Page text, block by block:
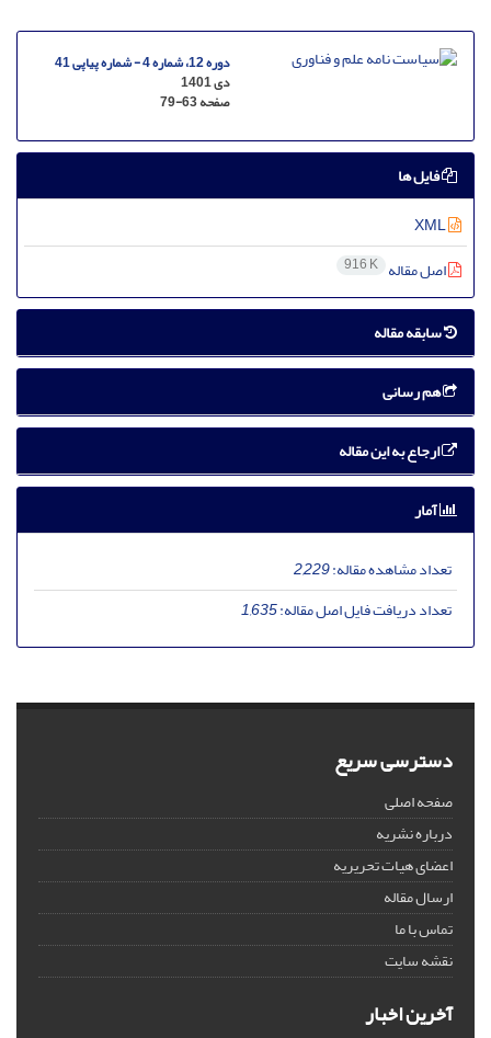
دوره 12، شماره 4 - شماره پیاپی 41
دی 1401
صفحه79-63
فایل ها
اصل مقاله 916 K
سابقه مقاله
هم رسانی
ارجاع به این مقاله
آمار
تعداد مشاهده مقاله:2,229
تعداد دریافت فایل اصل مقاله:1,635
دسترسی سریع
صفحه اصلی
درباره نشریه
اعضای هیات تحریریه
ارسال مقاله
تماس با ما
نقشه سایت
آخرین اخبار